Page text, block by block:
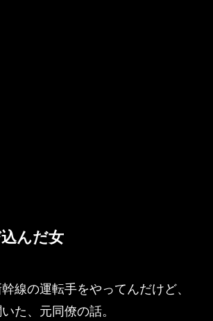
んだ女
線の運転手をやってんだけど、
た、元同僚の話。